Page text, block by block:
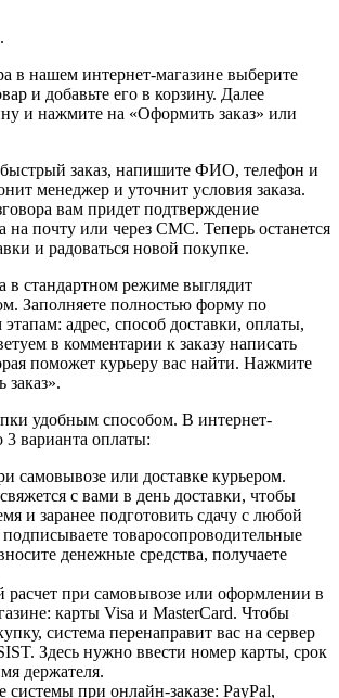
в нашем интернет-магазине выберите
и добавьте его в корзину. Далее
и нажмите на «Оформить заказ» или
быстрый заказ, напишите ФИО, телефон и
менеджер и уточнит условия заказа.
вам придет подтверждение
на почту или через СМС. Теперь останется
и радоваться новой покупке.
в стандартном режиме выглядит
Заполняете полностью форму по
адрес, способ доставки, оплаты,
в комментарии к заказу написать
поможет курьеру вас найти. Нажмите
удобным способом. В интернет-
3 варианта оплаты:
самовывозе или доставке курьером.
с вами в день доставки, чтобы
и заранее подготовить сдачу с любой
товаросопроводительные
денежные средства, получаете
расчет при самовывозе или оформлении в
карты Visa и MasterCard. Чтобы
система перенаправит вас на сервер
Здесь нужно ввести номер карты, срок
держателя.
системы при онлайн-заказе: PayPal,